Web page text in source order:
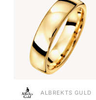
ALBREKTS GULD